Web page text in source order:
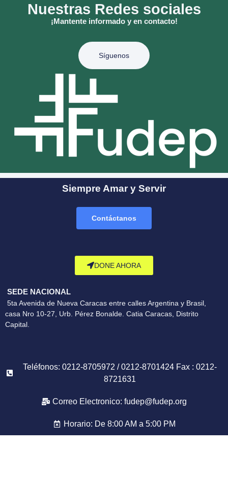
Nuestras Redes sociales
¡Mantente informado y en contacto!
Síguenos
Siempre Amar y Servir
Contáctanos
DONE AHORA
SEDE NACIONAL
5ta Avenida de Nueva Caracas entre calles Argentina y Brasil,
casa Nro 10-27, Urb. Pérez Bonalde. Catia Caracas, Distrito
Capital.
Teléfonos: 0212-8705972 / 0212-8701424 Fax : 0212-
8721631
Correo Electronico: fudep@fudep.org
Horario: De 8:00 AM a 5:00 PM